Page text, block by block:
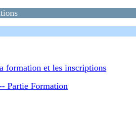
formation et les inscriptions
Partie Formation